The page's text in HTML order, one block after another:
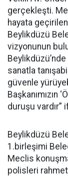
gerçekleşti.
hayata
Beylikdüzü
vizyonunun
sanatla
güvenle
Başkanımızın
duruşu vardır”
Beylikdüzü
1.birleşimi
Meclis
polisleri